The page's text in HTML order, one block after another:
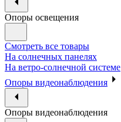
Опоры освещения
Смотреть все товары
На солнечных панелях
На ветро-солнечной системе
Опоры видеонаблюдения
Опоры видеонаблюдения